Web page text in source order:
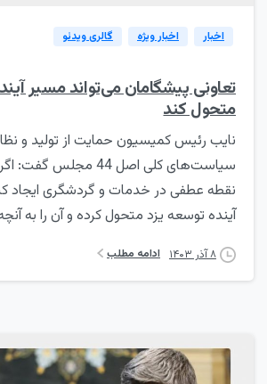
اخبار اخبار ویژه گالری ویدئو
تعاونی پیشگامان می‌تواند مسیر
متحول کند
نایب رئیس کمیسیون حمایت از تولید و
سیاست‌های کلی اصل 44
نقطه عطفی در خدمات و گردشگری ایجاد
آینده توسعه یزد متحول کرده و آن را به
۸ آذر ۱۴۰۳ ادامه مطلب